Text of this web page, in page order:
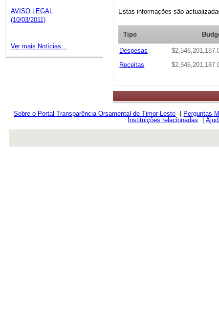
AVISO LEGAL
(10/03/2011)
Ver mais Notícias…
Estas informações são
Tipo
Despesas
Receitas
.
Sobre o Portal Transparência Orsamental de Timor-Leste
Perguntas
Instituições relacionadas
|